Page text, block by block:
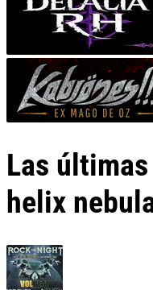
Las
helix